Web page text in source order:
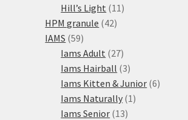
produktů
Hill’s Light 11 11
HPM granule 4242
IAMS 5959
produktů
Iams Adult 2727
produktů
Iams Hairball 33
produkty
Iams Kitten & Junior 66
Iams Naturally 1 1
Iams Senior 1313